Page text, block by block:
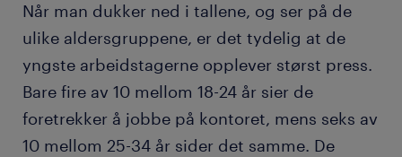
Når man dukker ned i tallene, og ser på de
ulike aldersgruppene, er det tydelig at de
yngste arbeidstagerne opplever størst press.
Bare fire av 10 mellom 18-24 år sier de
foretrekker å jobbe på kontoret, mens seks av
10 mellom 25-34 år sider det samme. De